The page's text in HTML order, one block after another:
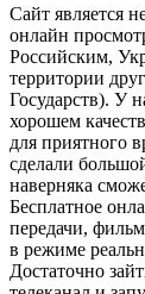
Сайт является
онлайн
Российским,
территории
Государств). У
хорошем
для приятного
сделали
наверняка
Бесплатное
передачи,
в режиме
Достаточно